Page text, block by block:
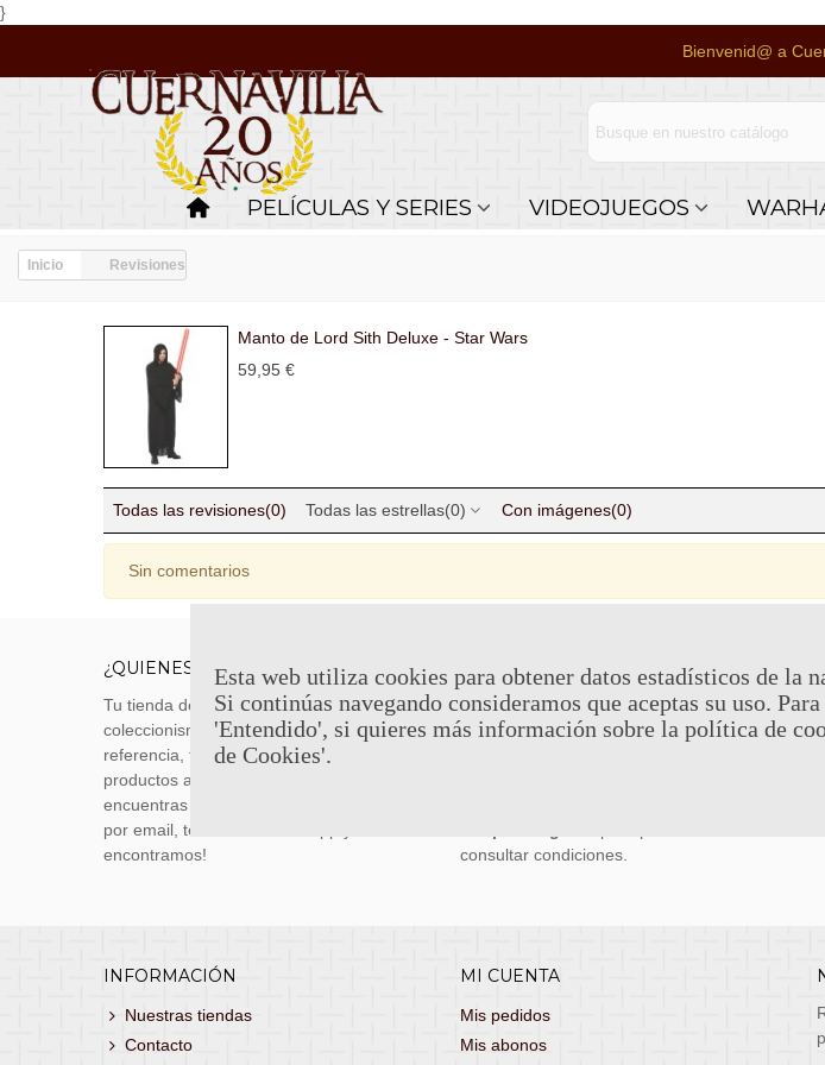
}
Bienvenid@ a
PELÍCULAS Y SERIES VIDEOJUEGOS
Inicio Revisiones
Manto de Lord Sith Deluxe - Star Wars
59,95 €
Todas las revisiones(0) Todas las estrellas(0) Con imágenes(0)
Sin comentarios
¿QUIENES SOMOS?
Tu tienda de merchandising, artículos de
coleccionismo y réplicas históricas de
referencia, tenemos una gran variedad de
productos a los mejores precios. Si no
encuentras lo que buscas, danos un toque
por email, teléfono o Whatsapp y te lo
encontramos!
ENVÍOS Y DEVOLUCIONES
Envíos muy económicos en 24h a través de
transportistas, entrega de lunes a viernes no
consultar condiciones.
INFORMACIÓN
Nuestras tiendas
Contacto
MI CUENTA
Mis pedidos
Mis abonos
Esta web utiliza cookies para obtener datos estadísticos de la
Si continúas navegando consideramos que aceptas su uso.
'Entendido', si quieres más información sobre la política de
de Cookies'.